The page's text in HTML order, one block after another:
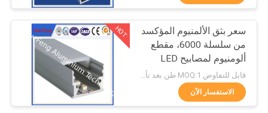
خريطة
الموقع
PRIVACY
POLICY
ملفات تعريف أخرى
128
HOT
سعر بثق الألمنيوم المؤكسد
من سلسلة 6000، مقطع
ألومنيوم لمصابيح LED
قابل للتفاوض MOQ:1 طن بعد تأكيد العينات
الاستفسار الآن